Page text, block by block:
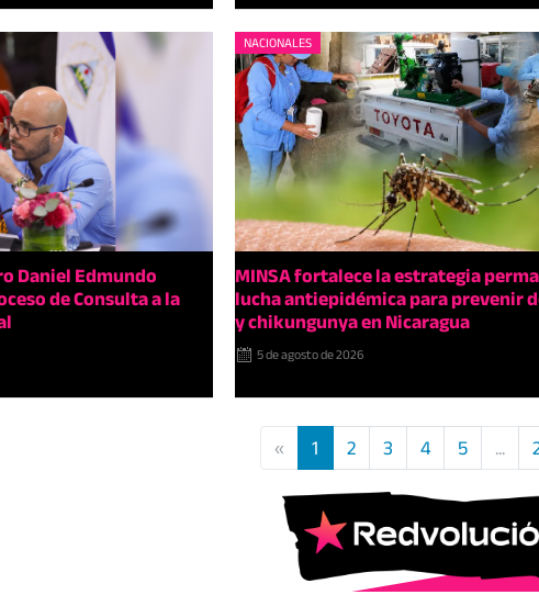
Daniel Edmundo
de Consulta a la
NACIONALES
MINSA fortalece la estrategia
lucha antiepidémica para prevenir
y chikungunya en Nicaragua
5 de agosto de 2026
« 1 2 3 4 5 ...